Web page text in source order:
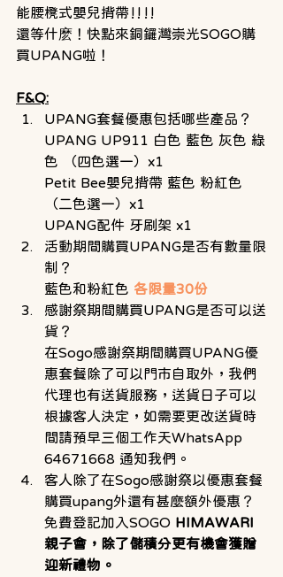
能腰櫈式嬰兒揹帶‼️‼️
還等什麽！快點來銅鑼灣崇光SOGO購
買UPANG啦！
F&Q:
UPANG套餐優惠包括哪些產品？
UPANG UP911 白色 藍色 灰色 綠
色 （四色選一）x1
Petit Bee嬰兒揹帶 藍色 粉紅色
（二色選一）x1
UPANG配件 牙刷架 x1
活動期間購買UPANG是否有數量限
制？
藍色和粉紅色 各限量30份
感謝祭期間購買UPANG是否可以送
貨？
在Sogo感謝祭期間購買UPANG優
惠套餐除了可以門市自取外，我們
代理也有送貨服務，送貨日子可以
根據客人決定，如需要更改送貨時
間請預早三個工作天WhatsApp
64671668 通知我們。
客人除了在Sogo感謝祭以優惠套餐
購買upang外還有甚麼額外優惠？
免費登記加入SOGO HIMAWARI
親子會，除了儲積分更有機會獲贈
迎新禮物。